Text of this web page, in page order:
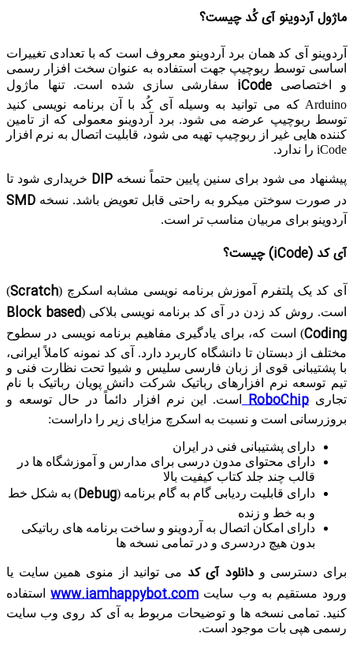
ماژول آردوینو آی کُد چیست؟
آردوینو آی کد همان برد آردوینو معروف است که با تعدادی تغییرات
اساسی توسط ربوچیپ جهت استفاده به عنوان سخت افزار رسمی
و اختصاصی iCode سفارشی سازی شده است. تنها ماژول
Arduino که می توانید به وسیله آی کُد با آن برنامه نویسی کنید
توسط ربوچیپ عرضه می شود. برد آردوینو معمولی که از تامین
کننده هایی غیر از ربوچیپ تهیه می شود، قابلیت اتصال به نرم افزار
iCode را ندارد.
پیشنهاد می شود برای سنین پایین حتماً نسخهDIP خریداری شود تا
در صورت سوختن میکرو به راحتی قابل تعویض باشد. نسخه SMD
آردوینو برای مربیان مناسب تر است.
آی کد (iCode) چیست؟
آی کد یک پلتفرم آموزش برنامه نویسی مشابه اسکرچ (Scratch
)
است. روش کد زدن در آی کد برنامه نویسی بلاکی (Block based
Coding) است که، برای یادگیری مفاهیم برنامه نویسی در سطوح
مختلف از دبستان تا دانشگاه کاربرد دارد. آی کد نمونه کاملاً ایرانی،
با پشتیبانی قوی از زبان فارسی سلیس و شیوا تحت نظارت فنی و
تیم توسعه نرم افزارهای رباتیک شرکت دانش پویان رباتیک با نام
تجاریRoboChip
است. این نرم افزار دائماً در حال توسعه و
بروزرسانی است و نسبت به اسکرچ مزایای زیر را داراست:
دارای پشتیبانی فنی در ایران
دارای محتوای مدون درسی برای مدارس و آموزشگاه ها در
قالب چند جلد کتاب کیفیت بالا
دارای قابلیت ردیابی گام به گام برنامه (Debug) به شکل خط
و به خط و زنده
دارای امکان اتصال به آردوینو و ساخت برنامه های رباتیکی
بدون هیچ دردسری و در تمامی نسخه ها
برای دسترسی و دانلود آی کد می توانید از منوی همین سایت یا
ورود مستقیم به وب سایت www.iamhappybot.comاستفاده
کنید. تمامی نسخه ها و توضیحات مربوط به آی کد روی وب سایت
رسمی هپی بات موجود است.